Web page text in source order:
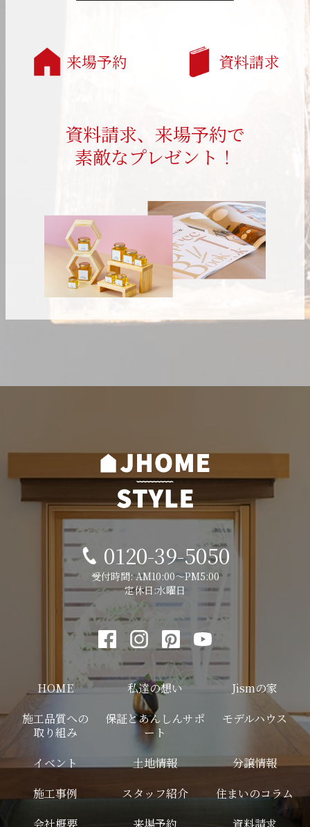
来場予約 資料請求
資料請求、来場予約で
素敵なプレゼント！
0120-39-5050
受付時間: AM10:00～PM5:00
定休日:水曜日
HOME 私達の想い
Jismの家
施工品質への
取り組み
保証とあんしんサポ
ート
モデルハウス
イベント 土地情報
分譲情報
施工事例
スタッフ紹介
住まいのコラム
会社概要
来場予約 資料請求